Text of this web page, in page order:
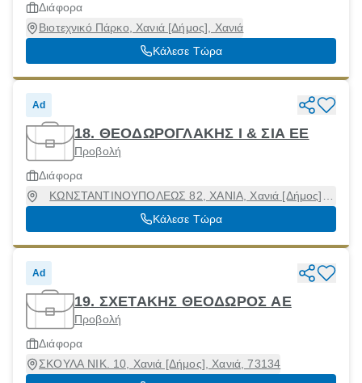
Διάφορα
Βιοτεχνικό Πάρκο, Χανιά [Δήμος], Χανιά
Κάλεσε Τώρα
Ad
18. ΘΕΟΔΩΡΟΓΛΑΚΗΣ Ι & ΣΙΑ ΕΕ
Προβολή
Διάφορα
ΚΩΝΣΤΑΝΤΙΝΟΥΠΟΛΕΩΣ 82, ΧΑΝΙΑ, Χανιά [Δήμος],
Χανιά, 73131
Κάλεσε Τώρα
Ad
19. ΣΧΕΤΑΚΗΣ ΘΕΟΔΩΡΟΣ ΑΕ
Προβολή
Διάφορα
ΣΚΟΥΛΑ ΝΙΚ. 10, Χανιά [Δήμος], Χανιά, 73134